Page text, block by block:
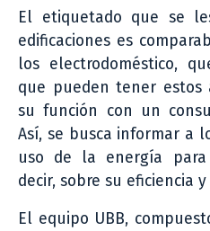
El etiquetado que se
edificaciones es
los electrodoméstico,
que pueden tener estos
su función con un
Así, se busca informar a
uso de la energía para
decir, sobre su eficiencia
El equipo UBB,